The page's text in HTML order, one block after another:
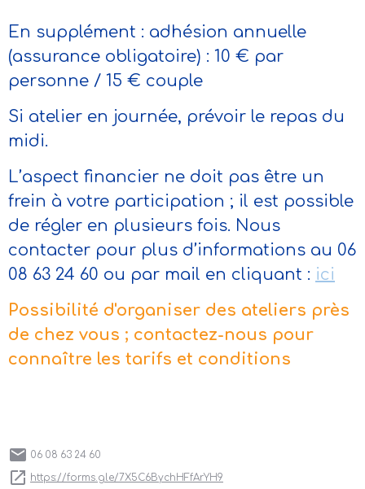
En supplément : adhésion annuelle
(assurance obligatoire) : 10 € par
personne / 15 € couple
Si atelier en journée, prévoir le repas du
midi.
L’aspect financier ne doit pas être un
frein à votre participation ; il est possible
de régler en plusieurs fois. Nous
contacter pour plus d’informations au 06
08 63 24 60 ou par mail en cliquant : ici
Possibilité d'organiser des ateliers près
de chez vous ; contactez-nous pour
connaître les tarifs et conditions
06 08 63 24 60
https://forms.gle/7X5C6BychHFfArYH9